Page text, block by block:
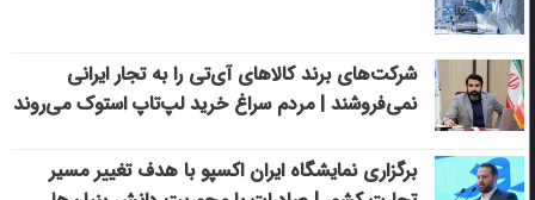
شرکت‌های برند کالاهای آی‌تی را به تجار ایرانی
نمی‌فروشند | مردم سراغ خرید لپ‌تاپ استوک می‌روند
برگزاری نمایشگاه ایران اکسپو با هدف تغییر مسیر